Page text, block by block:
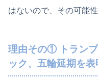
はないので、その可能性
理由その① トラン
ック、五輪延期を表